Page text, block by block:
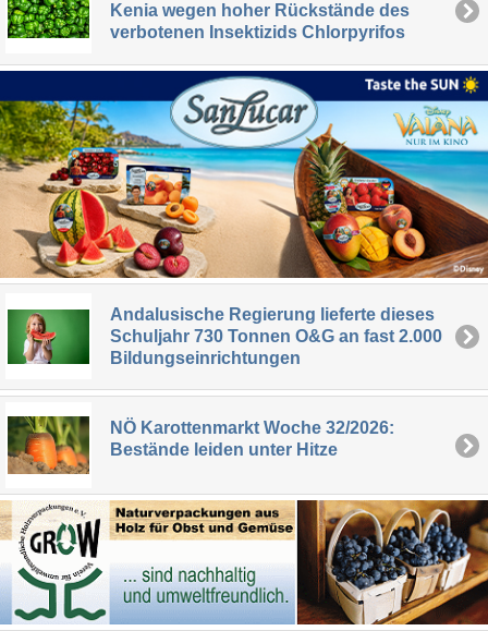
Kenia wegen hoher Rückstände des
verbotenen Insektizids Chlorpyrifos
Andalusische Regierung lieferte dieses
Schuljahr 730 Tonnen O&G an fast 2.000
Bildungseinrichtungen
NÖ Karottenmarkt Woche 32/2026:
Bestände leiden unter Hitze